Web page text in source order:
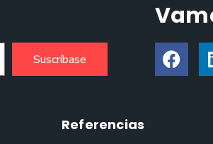
Suscríbase
Referencias